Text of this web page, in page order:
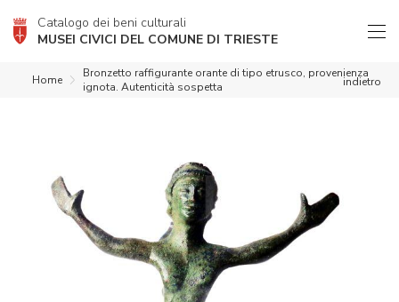
Catalogo dei beni culturali
MUSEI CIVICI DEL COMUNE DI TRIESTE
indietro
Home
Bronzetto raffigurante orante di tipo etrusco, provenienza
ignota. Autenticità sospetta